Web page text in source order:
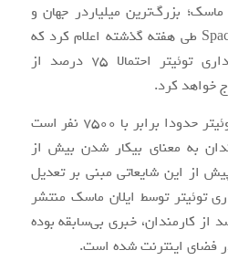
بزرگ‌ترین میلیاردر جهان و
مالک شرکت‌های تسلا و SpaceX طی هفته گذشته اعلام کرد که
پس از اتمام فرآیند خریداری توئیتر احتمالا 75 درصد از
خواهد کرد.
تعداد کارمندان شاغل در توئیتر حدودا برابر با 7500 نفر است
کارمندان به معنای بیکار شدن بیش از
پیش از این شایعاتی مبنی بر تعدیل
توئیتر توسط ایلان ماسک منتشر
اما اخراج 75 درصد از کارمندان، خبری بی‌سابقه بوده
فضای اینترنت شده است.